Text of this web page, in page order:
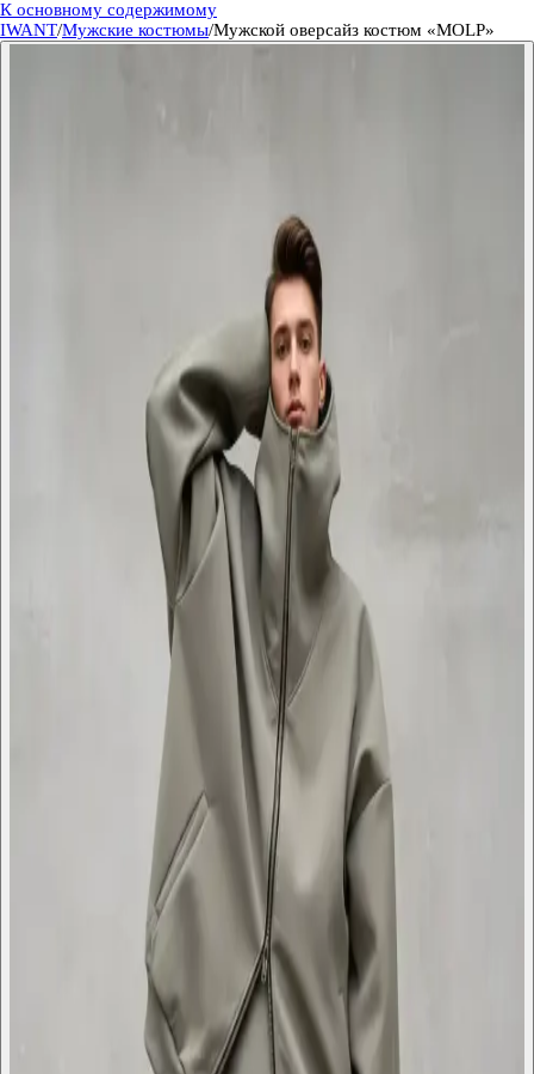
К основному содержимому
IWANT/Мужские костюмы/Мужской оверсайз костюм «MOLP»